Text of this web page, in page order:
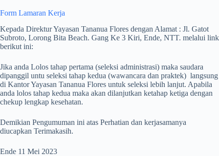
Form Lamaran Kerja
Kepada Direktur Yayasan Tananua Flores dengan Alamat : Jl. Gatot
Subroto, Lorong Bita Beach. Gang Ke 3 Kiri, Ende, NTT. melalui link
berikut ini:
Jika anda Lolos tahap pertama (seleksi administrasi) maka saudara
dipanggil untu seleksi tahap kedua (wawancara dan praktek) langsung
di Kantor Yayasan Tananua Flores untuk seleksi lebih lanjut. Apabila
anda lolos tahap kedua maka akan dilanjutkan ketahap ketiga dengan
chekup lengkap kesehatan.
Demikian Pengumuman ini atas Perhatian dan kerjasamanya
diucapkan Terimakasih.
Ende 11 Mei 2023